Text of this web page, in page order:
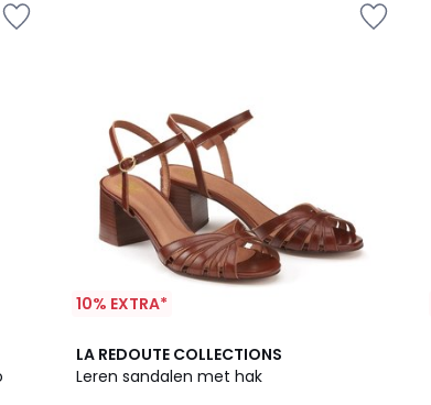
10% EXTRA*
LA REDOUTE COLLECTIONS
Leren sandalen met hak
4,6
/ 5